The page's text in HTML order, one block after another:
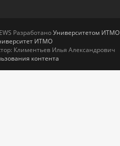
РазработаноУниверситетом ИТМО
ИТМО
Климентьев Илья Александрович
контента